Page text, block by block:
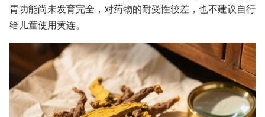
胃功能尚未发育完全，对药物的耐受性较差，也不建议自行
给儿童使用黄连。